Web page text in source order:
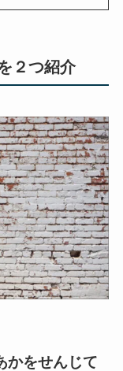
２つ紹介
かをせんじて